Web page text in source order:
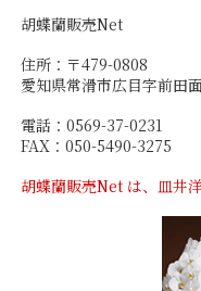
胡蝶蘭販売Net
住所：〒479-0808
愛知県常滑市広目字前田
電話：0569-37-0231
FAX：050-5490-3275
胡蝶蘭販売Net は、皿井